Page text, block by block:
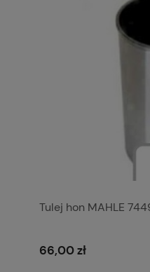
Tulej hon MAHLE
66,00 zł